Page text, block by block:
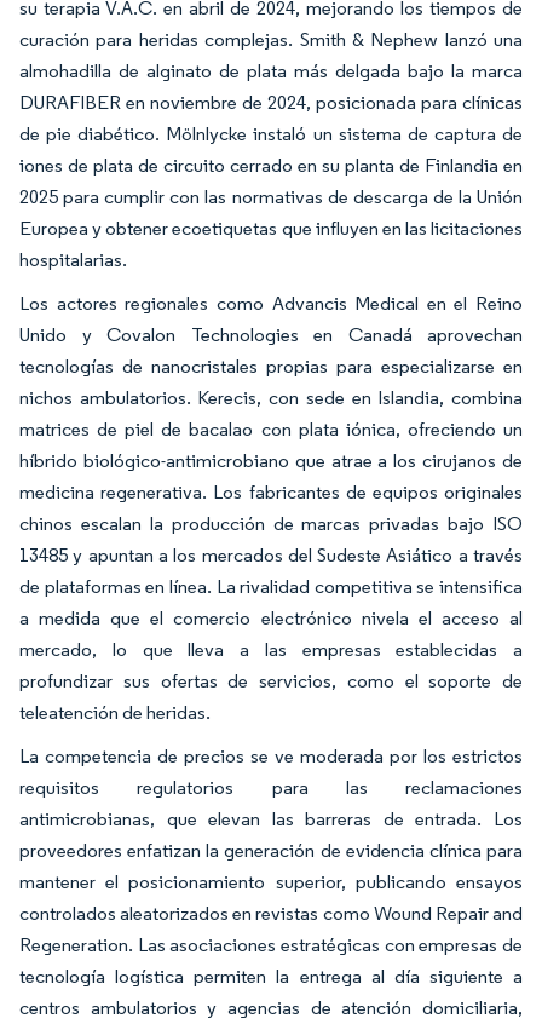
su terapia V.A.C. en abril de 2024, mejorando los tiempos de
curación para heridas complejas. Smith & Nephew lanzó una
almohadilla de alginato de plata más delgada bajo la marca
DURAFIBER en noviembre de 2024, posicionada para clínicas
de pie diabético. Mölnlycke instaló un sistema de captura de
iones de plata de circuito cerrado en su planta de Finlandia en
2025 para cumplir con las normativas de descarga de la Unión
Europea y obtener ecoetiquetas que influyen en las licitaciones
hospitalarias.
Los actores regionales como Advancis Medical en el Reino
Unido y Covalon Technologies en Canadá aprovechan
tecnologías de nanocristales propias para especializarse en
nichos ambulatorios. Kerecis, con sede en Islandia, combina
matrices de piel de bacalao con plata iónica, ofreciendo un
híbrido biológico-antimicrobiano que atrae a los cirujanos de
medicina regenerativa. Los fabricantes de equipos originales
chinos escalan la producción de marcas privadas bajo ISO
13485 y apuntan a los mercados del Sudeste Asiático a través
de plataformas en línea. La rivalidad competitiva se intensifica
a medida que el comercio electrónico nivela el acceso al
mercado, lo que lleva a las empresas establecidas a
profundizar sus ofertas de servicios, como el soporte de
teleatención de heridas.
La competencia de precios se ve moderada por los estrictos
requisitos regulatorios para las reclamaciones
antimicrobianas, que elevan las barreras de entrada. Los
proveedores enfatizan la generación de evidencia clínica para
mantener el posicionamiento superior, publicando ensayos
controlados aleatorizados en revistas como Wound Repair and
Regeneration. Las asociaciones estratégicas con empresas de
tecnología logística permiten la entrega al día siguiente a
centros ambulatorios y agencias de atención domiciliaria,